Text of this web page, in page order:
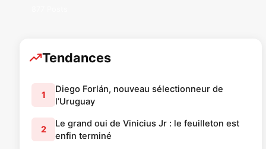
Tendances
1
Diego Forlán, nouveau sélectionneur de
l’Uruguay
2
Le grand oui de Vinicius Jr : le feuilleton est
enfin terminé